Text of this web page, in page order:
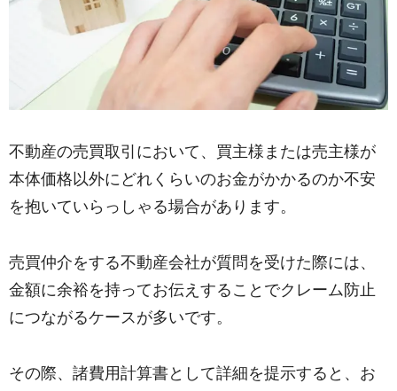
不動産の売買取引において、買主様または売主様が
本体価格以外にどれくらいのお金がかかるのか不安
を抱いていらっしゃる場合があります。
売買仲介をする不動産会社が質問を受けた際には、
金額に余裕を持ってお伝えすることでクレーム防止
につながるケースが多いです。
その際、諸費用計算書として詳細を提示すると、お